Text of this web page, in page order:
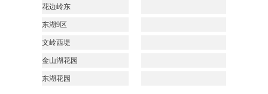
花边岭东
东湖9区
文岭西堤
金山湖花园
东湖花园